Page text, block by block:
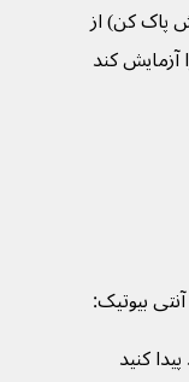
پاک کن) از
آزمایش کند